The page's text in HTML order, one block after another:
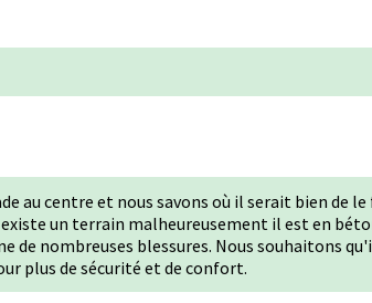
au centre et nous savons où il serait bien de le
un terrain malheureusement il est en
de nombreuses blessures. Nous souhaitons
plus de sécurité et de confort.